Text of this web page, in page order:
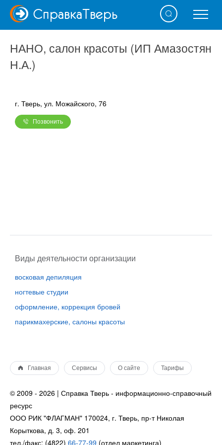
СправкаТверь
НАНО, салон красоты (ИП Амазостян
Н.А.)
г. Тверь, ул. Можайского, 76
Позвонить
Виды деятельности организации
восковая депиляция
ногтевые студии
оформление, коррекция бровей
парикмахерские, салоны красоты
Главная Сервисы О сайте Тарифы
© 2009 - 2026 | Справка Тверь - информационно-справочный
ресурс
ООО РИК "ФЛАГМАН" 170024, г. Тверь, пр-т Николая
Корыткова, д. 3, оф. 201
тел./факс: (4822) 66-77-99 (отдел маркетинга)